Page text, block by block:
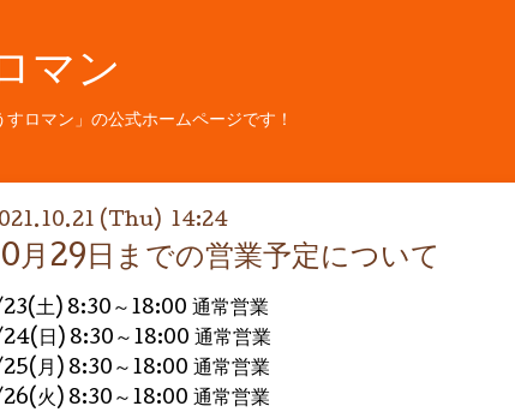
マン
ロマン」の公式ホームページです！
(Thu) 14:24
月29日までの営業予定について
土) 8:30～18:00 通常営業
日) 8:30～18:00 通常営業
月) 8:30～18:00 通常営業
火) 8:30～18:00 通常営業